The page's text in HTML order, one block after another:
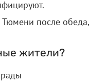
после обеда,
жители?